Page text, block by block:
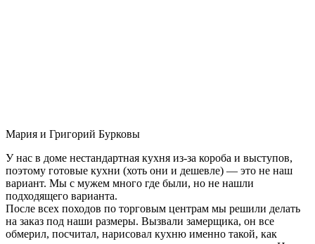
Мария и Григорий Бурковы
У нас в доме нестандартная кухня из-за короба и выступов,
поэтому готовые кухни (хоть они и дешевле) — это не наш
вариант. Мы с мужем много где были, но не нашли
подходящего варианта.
После всех походов по торговым центрам мы решили делать
на заказ под наши размеры. Вызвали замерщика, он все
обмерил, посчитал, нарисовал кухню именно такой, как